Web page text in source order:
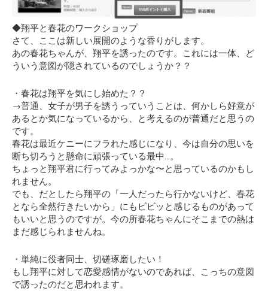
◆翔平と春花のワークショップ
さて、ここは新しい展開のような香りがします。
あの春花ちゃんが、翔平を誘ったのです。これには一体、ど
ういう意図が隠されているのでしょうか？？
・春花は翔平を気にし始めた？？
→普通、女子が男子を誘うっていうことは、何かしら好意が
あるとか気になっているから、と考えるのが普通だと思うの
です。
春花は最近ケニーにフラれた感じになり、今は自分の思いを
断ち切ろうと懸命に頑張っている最中…。
ちょっと翔平君に行ってみよっかな〜と思っているのかもし
れません。
でも、だとしたら翔平の 「一人だったら行かないけど、春花
となら全然行きたいから」 にもビビッと感じるものがあって
もいいと思うのですが。今の所春花ちゃんにそこまでの熱は
まだ感じられませんね。
・単純に役者同士、切磋琢磨したい！
もし翔平に対して恋愛感情がないのであれば、こっちの意図
で誘ったのだと思われます。